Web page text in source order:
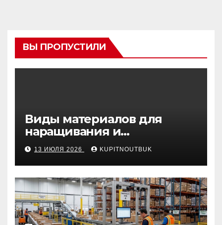
ВЫ ПРОПУСТИЛИ
Виды материалов для
наращивания и
моделирования ногтей
13 ИЮЛЯ 2026 KUPITNOUTBUK